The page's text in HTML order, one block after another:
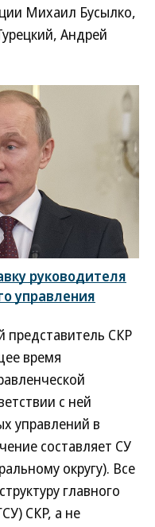
Михаил Бусылко,
Андрей
руководителя
управления
представитель СКР
время
с ней
управлений в
составляет СУ
округу). Все
главного
СКР, а не